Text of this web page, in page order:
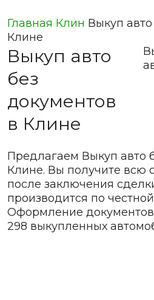
Главная Клин Выкуп
Клине
Выкуп авто
без
документов
в Клине
Предлагаем Выкуп авто
Клине. Вы получите всю
после заключения
производится по
Оформление
298 выкупленных